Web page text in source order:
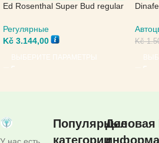
Ed Rosenthal Super Bud regular
Регулярные
Kč 3.144,00 Kč
Популярные
категории
Деловая